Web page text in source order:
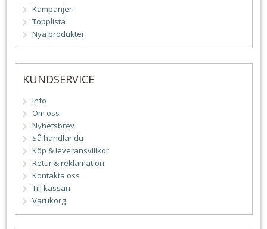
Kampanjer
Topplista
Nya produkter
KUNDSERVICE
Info
Om oss
Nyhetsbrev
Så handlar du
Köp & leveransvillkor
Retur & reklamation
Kontakta oss
Till kassan
Varukorg